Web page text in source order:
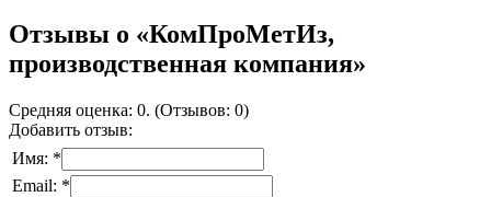
Отзывы о «КомПроМетИз,
производственная компания»
Средняя оценка: 0. (Отзывов: 0)
Добавить отзыв:
Имя: *
Email: *